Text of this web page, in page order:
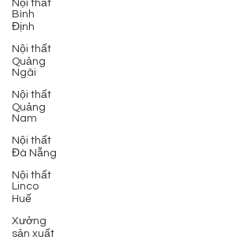
Nội thất
Bình
Định
Nội thất
Quảng
Ngãi
Nội thất
Quảng
Nam
Nội thất
Đà Nẵng
Nội thất
Linco
Huế
Xưởng
sản xuất